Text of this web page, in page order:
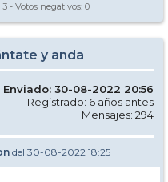
3 - Votos negativos: 0
y anda
Enviado: 30-08-2022 20:56
Registrado: 6 años antes
Mensajes: 294
del 30-08-2022 18:25